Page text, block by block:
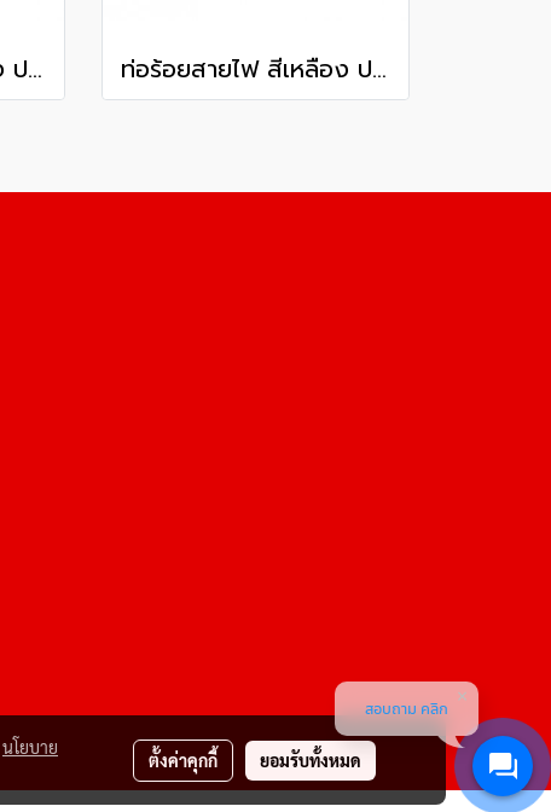
ท่อร้อยสายไฟ สีเหลือง ปลายบาน พีวีซี ท่อน้ำไทย ชั้นคุณภาพ 3 80 มม. 3 นิ้ว ยาว 6 เมตร ท่อร้อยสายไฟ สีเหลือง ปลายบาน พีวีซี ท่อน้ำไทย ชั้นคุณภาพ 2 100 มม. 4 นิ้ว ยาว 6 เมตร
นโยบาย
ตั้งค่าคุกกี้ ยอมรับทั้งหมด
สอบถาม คลิก